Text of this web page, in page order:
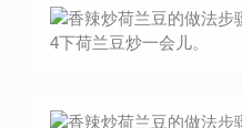
4下荷兰豆炒一会儿。